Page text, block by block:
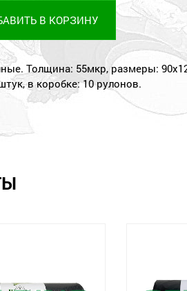
В КОРЗИНУ
Толщина: 55мкр, размеры:
в коробке: 10 рулонов.